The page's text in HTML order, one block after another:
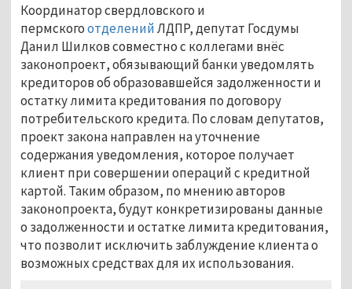
Координатор свердловского и
пермскогоотделенийЛДПР, депутат Госдумы
Данил Шилков совместно с коллегами внёс
законопроект, обязывающий банки уведомлять
кредиторов об образовавшейся задолженности и
остатку лимита кредитования по договору
потребительского кредита. По словам депутатов,
проект закона направлен на уточнение
содержания уведомления, которое получает
клиент при совершении операций с кредитной
картой. Таким образом, по мнению авторов
законопроекта, будут конкретизированы данные
о задолженности и остатке лимита кредитования,
что позволит исключить заблуждение клиента о
возможных средствах для их использования.